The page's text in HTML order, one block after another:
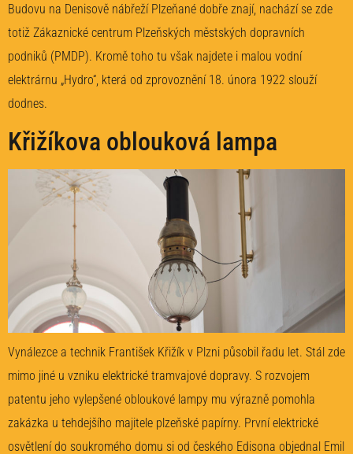
Budovu na Denisově nábřeží Plzeňané dobře znají, nachází se zde
totiž Zákaznické centrum Plzeňských městských dopravních
podniků (PMDP). Kromě toho tu však najdete i malou vodní
elektrárnu „Hydro“, která od zprovoznění 18. února 1922 slouží
dodnes.
Křižíkova oblouková lampa
Vynálezce a technik František Křižík v Plzni působil řadu let. Stál zde
mimo jiné u vzniku elektrické tramvajové dopravy. S rozvojem
patentu jeho vylepšené obloukové lampy mu výrazně pomohla
zakázka u tehdejšího majitele plzeňské papírny. První elektrické
osvětlení do soukromého domu si od českého Edisona objednal Emil